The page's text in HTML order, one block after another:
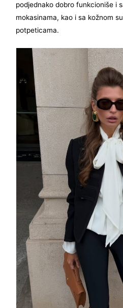
podjednako dobro funkcioniše i
mokasinama, kao i sa kožnom
potpeticama.